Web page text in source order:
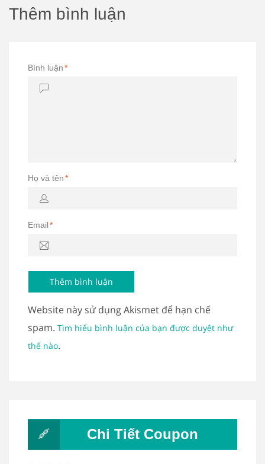
Thêm bình luận
Bình luận*
Họ và tên*
Email*
Website này sử dụng Akismet để hạn chế
spam. Tìm hiểu bình luận của bạn được duyệt như
thế nào.
Chi Tiết Coupon